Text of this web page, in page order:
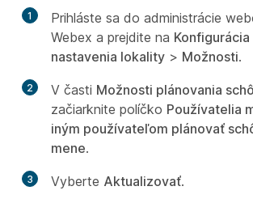
1
Prihláste sa do administrácie
Webex a prejdite na Konfigurácia
nastavenia lokality > Možnosti.
2 V časti Možnosti plánovania
začiarknite políčko Používatelia
iným používateľom plánovať
mene.
3 Vyberte Aktualizovať.